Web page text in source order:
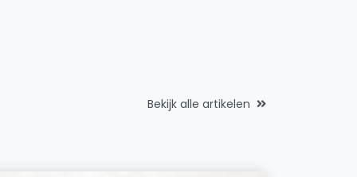
Beter Presteren SupportBekijk alle artikelen